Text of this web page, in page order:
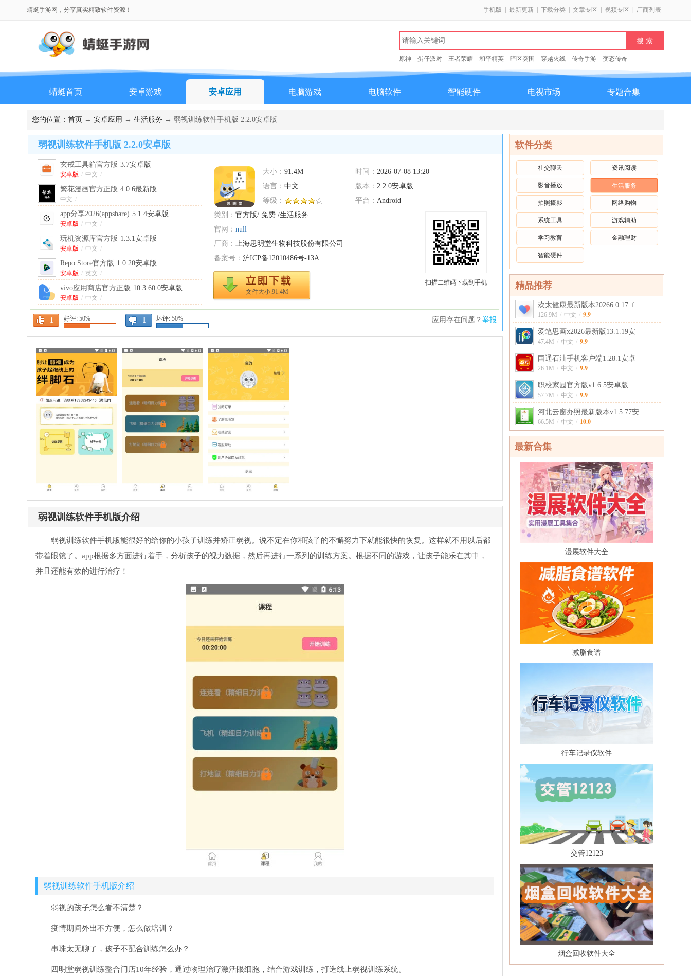
蜻蜓手游网，分享真实精致软件资源！ 手机版 最新更新 下载分类 文章专区 视频专区 厂商列表
原神 蛋仔派对 王者荣耀 和平精英 暗区突围 穿越火线 传奇手游 变态传奇
蜻蜓首页 安卓游戏 安卓应用 电脑游戏 电脑软件 智能硬件 电视市场 专题合集
排行榜
您的位置： 首页 → 安卓应用 → 生活服务 → 弱视训练软件手机版 2.2.0安卓版
弱视训练软件手机版 2.2.0安卓版
大小： 91.4M 时间： 2026-07-08 13:20
语言： 中文 版本： 2.2.0安卓版
等级：
平台： Android
类别： 官方版/ 免费 /生活服务
官网： null
厂商： 上海思明堂生物科技股份有限公司
备案号： 沪ICP备12010486号-13A
文件大小:91.4M
1 好评: 50% 1 坏评: 50% 应用存在问题？ 举报
玄戒工具箱官方版 3.7安卓版
安卓版 / 中文 /
繁花漫画官方正版 4.0.6最新版
中文 /
app分享2026(appshare) 5.1.4安卓版
安卓版 / 中文 /
玩机资源库官方版 1.3.1安卓版
安卓版 / 中文 /
Repo Store官方版 1.0.20安卓版
安卓版 / 英文 /
vivo应用商店官方正版 10.3.60.0安卓版
安卓版 / 中文 /
4.86.0.0-4858767最新版
本
中文 /
湖南省干部教育培训网络学院官方版
1.5.260731安卓版
安卓版 / 中文 /
ourplay原谷歌空间安卓免费 8.6.3最新版
中文
ourplay手游加速器官方版 8.6.3最新版
中文 /
扫描二维码下载到手机
弱视训练软件手机版介绍
弱视训练软件手机版能很好的给你的小孩子训练并矫正弱视。说不定在你和孩子的不懈努力下就能很快的恢复。这样就不用以后都
带着眼镜了。app根据多方面进行着手，分析孩子的视力数据，然后再进行一系列的训练方案。根据不同的游戏，让孩子能乐在其中，
并且还能有效的进行治疗！
弱视训练软件手机版介绍
弱视的孩子怎么看不清楚？
疫情期间外出不方便，怎么做培训？
串珠太无聊了，孩子不配合训练怎么办？
四明堂弱视训练整合门店10年经验，通过物理治疗激活眼细胞，结合游戏训练，打造线上弱视训练系统。
软件分类
社交聊天 资讯阅读
影音播放 生活服务
拍照摄影 网络购物
系统工具 游戏辅助
学习教育 金融理财
智能硬件
精品推荐
欢太健康最新版本20266.0.17_f
126.9M / 中文 / 9.9
爱笔思画x2026最新版13.1.19安
47.4M / 中文 / 9.9
国通石油手机客户端1.28.1安卓
26.1M / 中文 / 9.9
职校家园官方版v1.6.5安卓版
57.7M / 中文 / 9.9
河北云窗办照最新版本v1.5.77安
66.5M / 中文 / 10.0
最新合集
漫展软件大全
减脂食谱
行车记录仪软件
交管12123
烟盒回收软件大全